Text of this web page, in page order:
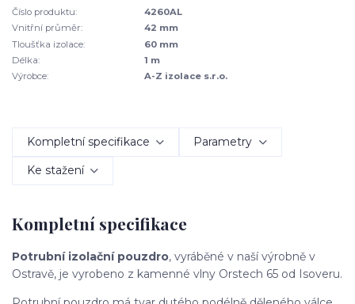
Číslo produktu:
4260AL
Vnitřní průměr:
42 mm
Tloušťka izolace:
60 mm
Délka:
1 m
Výrobce:
A-Z izolace s.r.o.
Kompletní specifikace Parametry
Ke stažení
Kompletní specifikace
Potrubní izolační pouzdro, vyráběné v naší výrobně v
Ostravě, je vyrobeno z kamenné vlny Orstech 65 od Isoveru.